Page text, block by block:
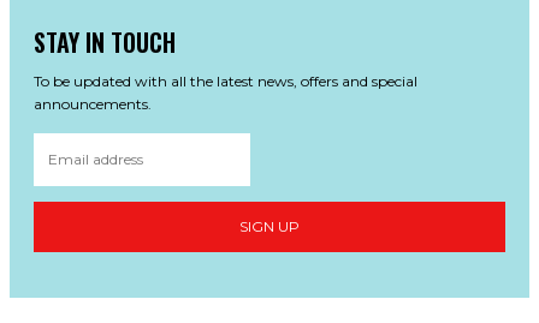
STAY IN TOUCH
To be updated with all the latest news, offers and special
announcements.
SIGN UP